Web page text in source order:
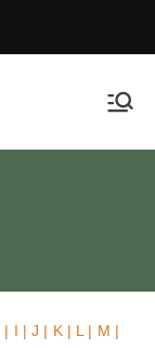
| I |J | K| L | M |